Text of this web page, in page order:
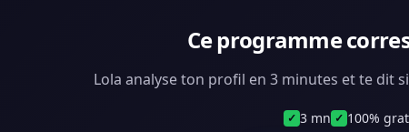
Ce programme
Lola analyse ton profil en 3 minutes et te dit
✓ 3 mn ✓ 100%